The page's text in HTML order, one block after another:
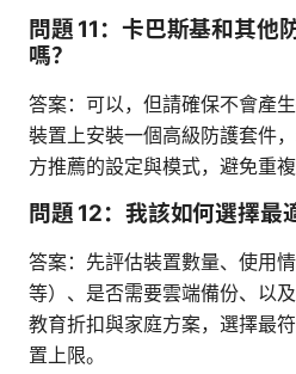
問題 11：卡巴斯基和其他
嗎？
答案：可以，但請確保不會產
裝置上安裝一個高級防護套件
方推薦的設定與模式，避免重
問題 12：我該如何選擇最
答案：先評估裝置數量、使用
等）、是否需要雲端備份、以
教育折扣與家庭方案，選擇最
置上限。